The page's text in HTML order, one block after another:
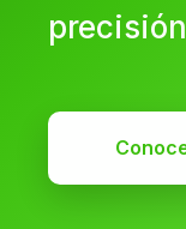
precisión